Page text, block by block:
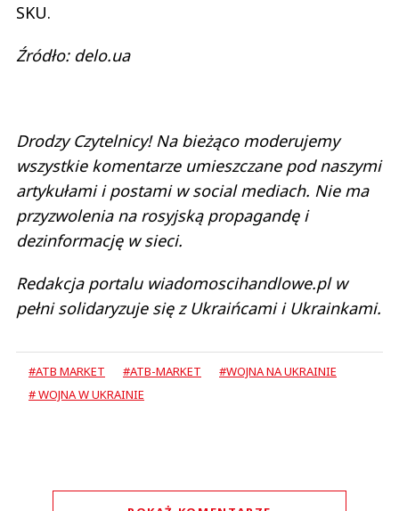
SKU.
Źródło: delo.ua
Drodzy Czytelnicy! Na bieżąco moderujemy
wszystkie komentarze umieszczane pod naszymi
artykułami i postami w social mediach. Nie ma
przyzwolenia na rosyjską propagandę i
dezinformację w sieci.
Redakcja portalu wiadomoscihandlowe.pl w
pełni solidaryzuje się z Ukraińcami i Ukrainkami.
#ATB MARKET #ATB-MARKET
#WOJNA NA UKRAINIE
# WOJNA W UKRAINIE